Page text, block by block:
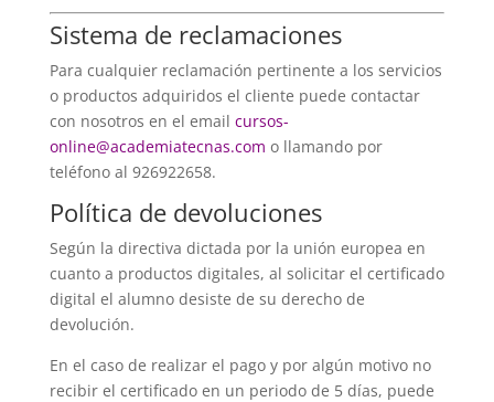
Sistema de reclamaciones
Para cualquier reclamación pertinente a los servicios
o productos adquiridos el cliente puede contactar
con nosotros en el email cursos-
online@academiatecnas.com o llamando por
teléfono al 926922658.
Política de devoluciones
Según la directiva dictada por la unión europea en
cuanto a productos digitales, al solicitar el certificado
digital el alumno desiste de su derecho de
devolución.
En el caso de realizar el pago y por algún motivo no
recibir el certificado en un periodo de 5 días, puede